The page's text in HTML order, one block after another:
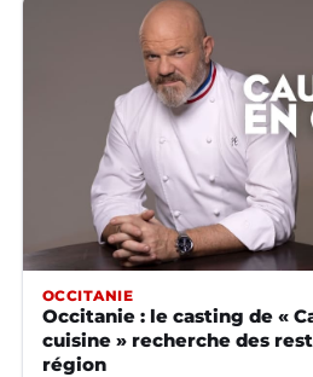
OCCITANIE
Occitanie : le casting de «
cuisine » recherche des
région